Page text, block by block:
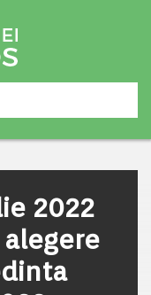
2022